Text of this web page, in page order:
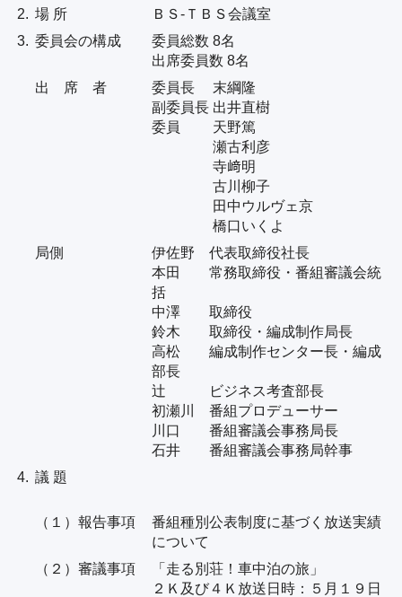
公式SNS プレゼント
ご意見・ご感想 会社情報
2. 場 所
ＢＳ-ＴＢＳ会議室
3. 委員会の構成
委員総数 8名
出席委員数 8名
出 席 者
委員長 末綱隆
副委員長 出井直樹
委員 天野篤
瀬古利彦
寺﨑明
古川柳子
田中ウルヴェ京
橋口いくよ
局側
伊佐野 代表取締役社長
本田 常務取締役・番組審議会統
括
中澤 取締役
鈴木 取締役・編成制作局長
高松 編成制作センター長・編成
部長
辻 ビジネス考査部長
初瀬川 番組プロデューサー
川口 番組審議会事務局長
石井 番組審議会事務局幹事
4. 議 題
（１）報告事項
番組種別公表制度に基づく放送実績
について
（２）審議事項
「走る別荘！車中泊の旅」
２Ｋ及び４Ｋ放送日時：５月１９日
個人情報について
TBSグループ個人情報保護の基本方針
プライバシーポリシー
従業員等の個人情報に関するプライバシーポ
報道・著述目的の個人情報保護
インターネットの個人情報保護